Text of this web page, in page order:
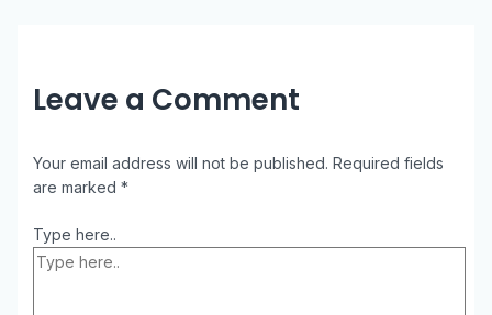
Leave a Comment
Your email address will not be published. Required fields
are marked *
Type here..